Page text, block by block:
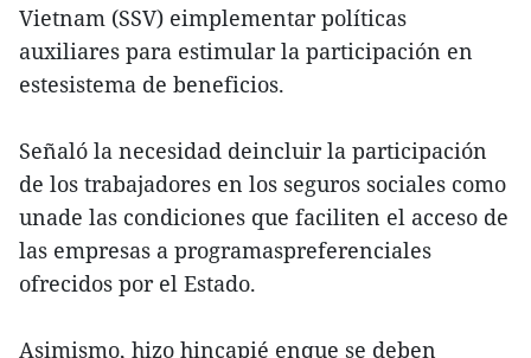
Vietnam (SSV) eimplementar políticas
auxiliares para estimular la participación en
estesistema de beneficios.
Señaló la necesidad deincluir la participación
de los trabajadores en los seguros sociales como
unade las condiciones que faciliten el acceso de
las empresas a programaspreferenciales
ofrecidos por el Estado.
Asimismo, hizo hincapié enque se deben